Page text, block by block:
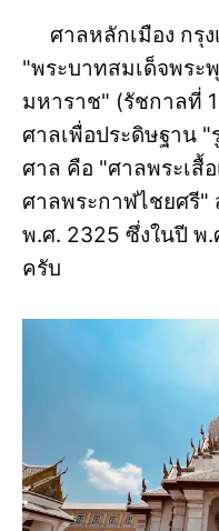
ศาลหลักเมือง กรุ
"พระบาทสมเด็จพระ
มหาราช" (รัชกาลที่
ศาลเพื่อประดิษฐาน
ศาล คือ "ศาลพระเสื้
ศาลพระกาฬไชยศรี"
พ.ศ. 2325 ซึ่งในปี พ
ครับ